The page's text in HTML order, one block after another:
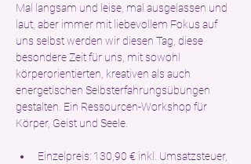
Mal langsam und leise, mal ausgelassen und
laut, aber immer mit liebevollem Fokus auf
uns selbst werden wir diesen Tag, diese
besondere Zeit für uns, mit sowohl
körperorientierten, kreativen als auch
energetischen Selbsterfahrungsübungen
gestalten. Ein Ressourcen-Workshop für
Körper, Geist und Seele.
Einzelpreis: 130,90 € inkl. Umsatzsteuer,